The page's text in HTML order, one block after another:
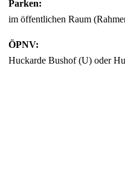
Parken:
im öffentlichen Raum
ÖPNV:
Huckarde Bushof (U) oder